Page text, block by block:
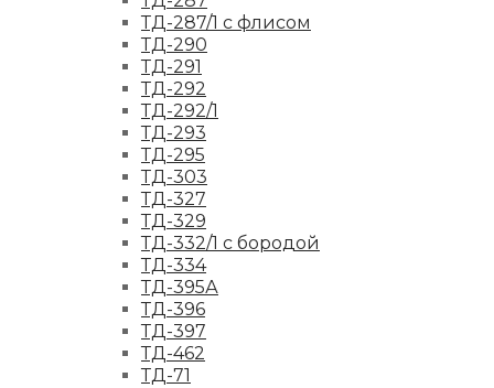
ТД-287/1 с флисом
ТД-290
ТД-291
ТД-292
ТД-292/1
ТД-293
ТД-295
ТД-303
ТД-327
ТД-329
ТД-332/1 с бородой
ТД-334
ТД-395А
ТД-396
ТД-397
ТД-462
ТД-71